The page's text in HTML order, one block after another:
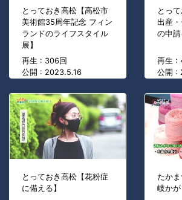
とっておき高松【高松市
美術館35周年記念 フィン
ランドのライフスタイル
展】
再生 : 306回
公開 : 2023.5.16
とっ
出産
の申請
再生 :
公開 :
とっておき高松【花粉症
に備える】
たか
岐かが